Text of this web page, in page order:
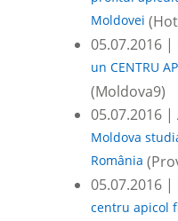
Moldovei
05.07.2016 |
un CENTRU
(Moldova9)
05.07.2016 |
Moldova
România
05.07.2016 |
centru apicol